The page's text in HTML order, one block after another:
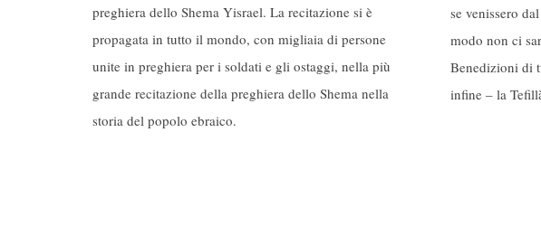
preghiera dello Shema Yisrael. La recitazione si è
propagata in tutto il mondo, con migliaia di persone
unite in preghiera per i soldati e gli ostaggi, nella più
grande recitazione della preghiera dello Shema nella
storia del popolo ebraico.
se venissero
modo non ci
Benedizioni di
infine – la